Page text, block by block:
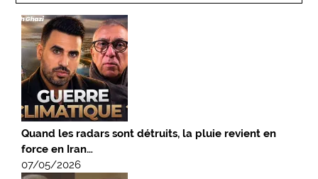
Quand les radars sont détruits, la pluie revient en
force en Iran…
07/05/2026